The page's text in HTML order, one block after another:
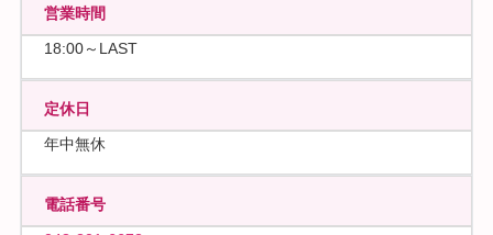
営業時間
18:00～LAST
定休日
年中無休
電話番号